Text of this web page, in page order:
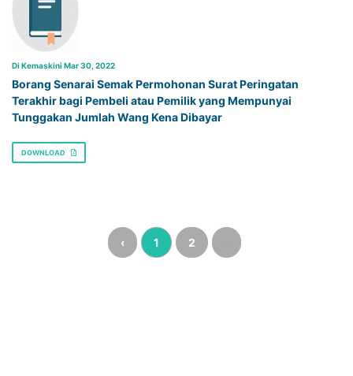
Di Kemaskini Mar 30, 2022
Borang Senarai Semak Permohonan Surat Peringatan
Terakhir bagi Pembeli atau Pemilik yang Mempunyai
Tunggakan Jumlah Wang Kena Dibayar
DOWNLOAD
‹ 1 2